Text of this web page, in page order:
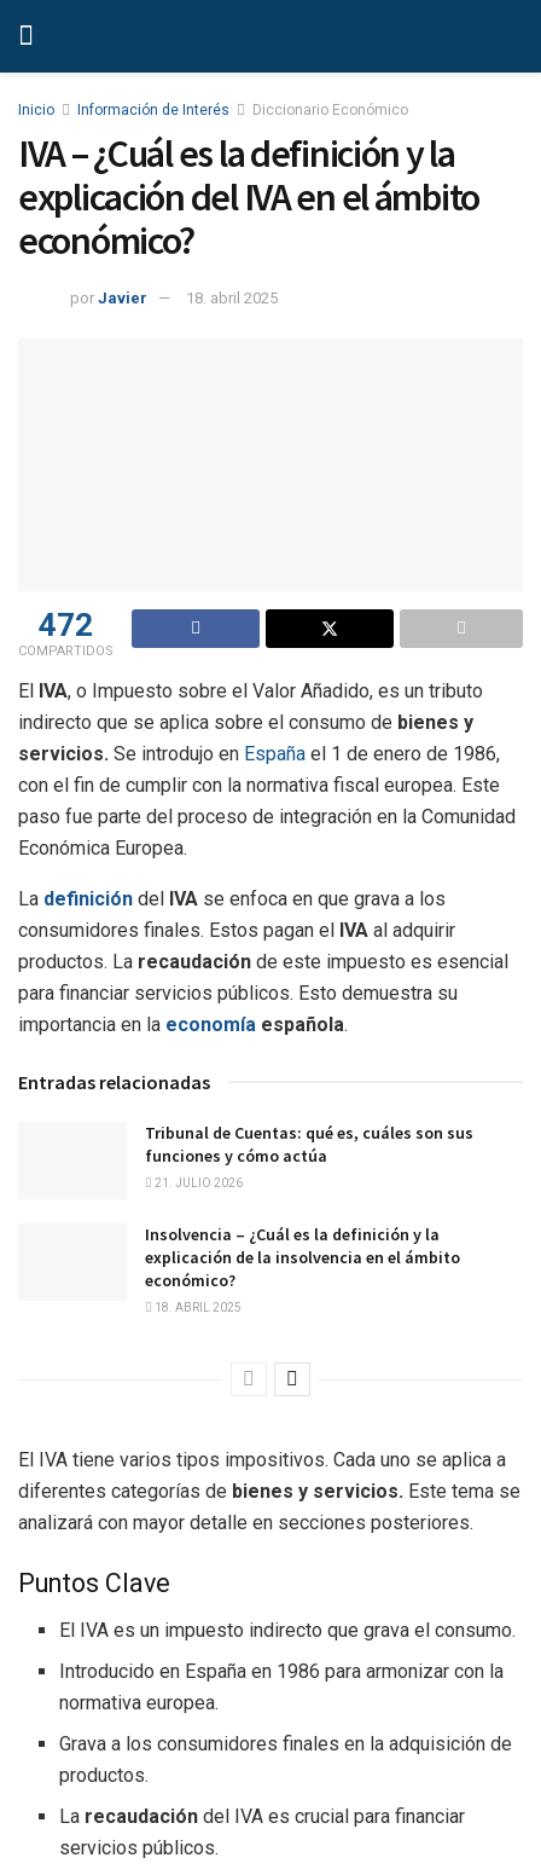
Inicio Información de Interés Diccionario Económico
IVA – ¿Cuál es la definición y la
explicación del IVA en el ámbito
económico?
por Javier 18. abril 2025
472
COMPARTIDOS
El IVA, o Impuesto sobre el Valor Añadido, es un tributo
indirecto que se aplica sobre el consumo de bienes y
servicios. Se introdujo en España el 1 de enero de 1986,
con el fin de cumplir con la normativa fiscal europea. Este
paso fue parte del proceso de integración en la Comunidad
Económica Europea.
La definición del IVA se enfoca en que grava a los
consumidores finales. Estos pagan el IVA al adquirir
productos. La recaudación de este impuesto es esencial
para financiar servicios públicos. Esto demuestra su
importancia en la economía española.
Entradas relacionadas
Tribunal de Cuentas: qué es, cuáles son sus
funciones y cómo actúa
21. JULIO 2026
Insolvencia – ¿Cuál es la definición y la
explicación de la insolvencia en el ámbito
económico?
18. ABRIL 2025
El IVA tiene varios tipos impositivos. Cada uno se aplica a
diferentes categorías de bienes y servicios. Este tema se
analizará con mayor detalle en secciones posteriores.
Puntos Clave
El IVA es un impuesto indirecto que grava el consumo.
Introducido en España en 1986 para armonizar con la
normativa europea.
Grava a los consumidores finales en la adquisición de
productos.
La recaudación del IVA es crucial para financiar
servicios públicos.